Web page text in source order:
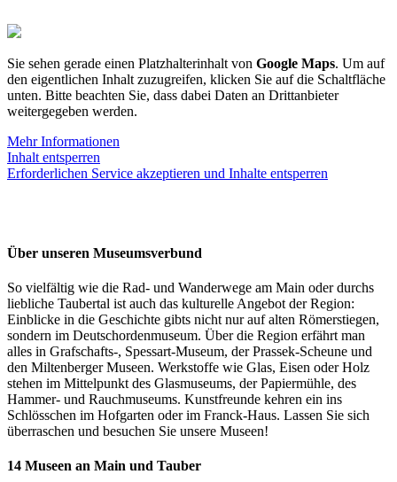
Sie sehen gerade einen Platzhalterinhalt von Google Maps. Um auf
den eigentlichen Inhalt zuzugreifen, klicken Sie auf die Schaltfläche
unten. Bitte beachten Sie, dass dabei Daten an Drittanbieter
weitergegeben werden.
Mehr Informationen
Inhalt entsperren
Erforderlichen Service akzeptieren und Inhalte entsperren
Über unseren Museumsverbund
So vielfältig wie die Rad- und Wanderwege am Main oder durchs
liebliche Taubertal ist auch das kulturelle Angebot der Region:
Einblicke in die Geschichte gibts nicht nur auf alten Römerstiegen,
sondern im Deutschordenmuseum. Über die Region erfährt man
alles in Grafschafts-, Spessart-Museum, der Prassek-Scheune und
den Miltenberger Museen. Werkstoffe wie Glas, Eisen oder Holz
stehen im Mittelpunkt des Glasmuseums, der Papiermühle, des
Hammer- und Rauchmuseums. Kunstfreunde kehren ein ins
Schlösschen im Hofgarten oder im Franck-Haus. Lassen Sie sich
überraschen und besuchen Sie unsere Museen!
14 Museen an Main und Tauber